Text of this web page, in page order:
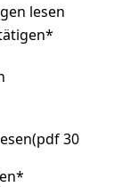
lesen
*
30
*